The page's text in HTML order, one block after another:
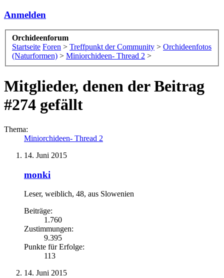
Anmelden
Orchideenforum
Startseite Foren > Treffpunkt der Community > Orchideenfotos
(Naturformen) > Miniorchideen- Thread 2 >
Mitglieder, denen der Beitrag
#274 gefällt
Thema:
Miniorchideen- Thread 2
14. Juni 2015
monki
Leser, weiblich, 48, aus Slowenien
Beiträge:
1.760
Zustimmungen:
9.395
Punkte für Erfolge:
113
14. Juni 2015